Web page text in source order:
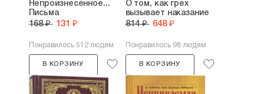
Духовный рост
Непроизнесённое...
Письма
168 ₽ 131 ₽
Понравилось 512 людям
В КОРЗИНУ
О том, как грех
вызывает наказание
814 ₽ 648 ₽
Понравилось 98 людям
В КОРЗИНУ